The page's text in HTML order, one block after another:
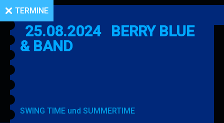
TERMINE
25.08.2024
BERRY BLUE
& BAND
SWING TIME und SUMMERTIME